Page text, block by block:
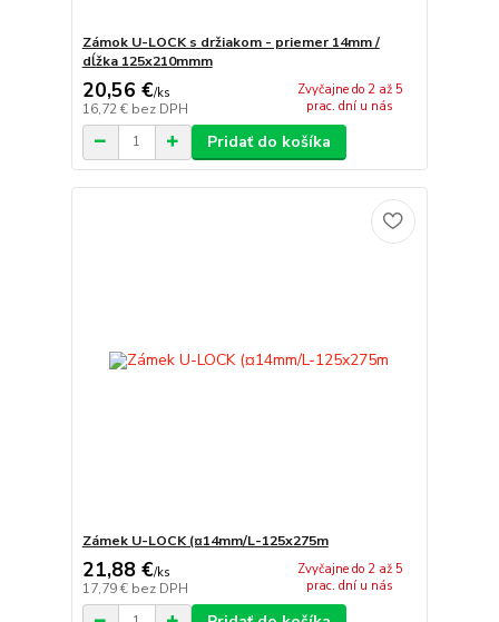
Zámok U-LOCK s držiakom - priemer 14mm /
dĺžka 125x210mmm
20,56 €/ks
16,72 € bez DPH
Zvyčajne do 2 až 5
prac. dní u nás
Pridať do košíka
Zámek U-LOCK (¤14mm/L-125x275m
21,88 €/ks
17,79 € bez DPH
Zvyčajne do 2 až 5
prac. dní u nás